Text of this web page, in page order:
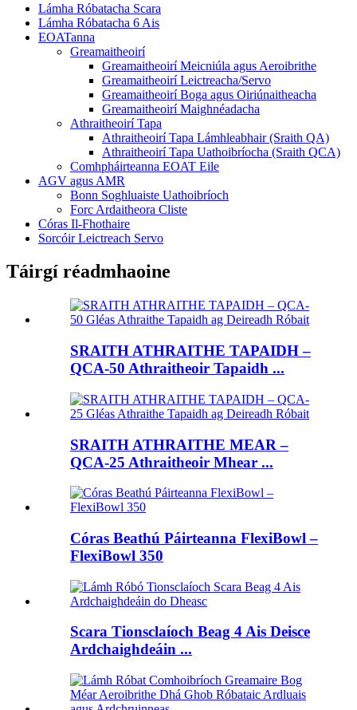
Lámha Róbatacha Scara
Lámha Róbatacha 6 Ais
EOATanna
Greamaitheoirí
Greamaitheoirí Meicniúla agus Aeroibrithe
Greamaitheoirí Leictreacha/Servo
Greamaitheoirí Boga agus Oiriúnaitheacha
Greamaitheoirí Maighnéadacha
Athraitheoirí Tapa
Athraitheoirí Tapa Lámhleabhair (Sraith QA)
Athraitheoirí Tapa Uathoibríocha (Sraith QCA)
Comhpháirteanna EOAT Eile
AGV agus AMR
Bonn Soghluaiste Uathoibríoch
Forc Ardaitheora Cliste
Córas Il-Fhothaire
Sorcóir Leictreach Servo
Táirgí réadmhaoine
SRAITH ATHRAITHE TAPAIDH –
QCA-50 Athraitheoir Tapaidh ...
SRAITH ATHRAITHE MEAR –
QCA-25 Athraitheoir Mhear ...
Córas Beathú Páirteanna FlexiBowl –
FlexiBowl 350
Scara Tionsclaíoch Beag 4 Ais Deisce
Ardchaighdeáin ...